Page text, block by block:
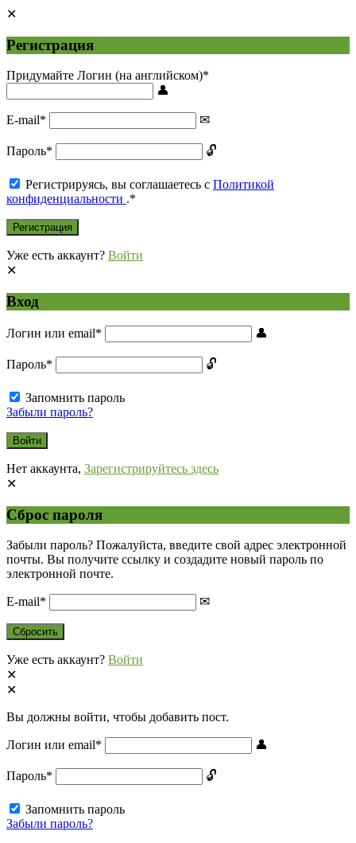
Регистрация
Придумайте Логин (на английском)*
E-mail*
Пароль*
Регистрируясь, вы соглашаетесь с Политикой
конфиденциальности .*
Уже есть аккаунт? Войти
Вход
Логин или email*
Пароль*
Запомнить пароль
Забыли пароль?
Нет аккаунта, Зарегистрируйтесь здесь
Сброс пароля
Забыли пароль? Пожалуйста, введите свой адрес электронной
почты. Вы получите ссылку и создадите новый пароль по
электронной почте.
E-mail*
Уже есть аккаунт? Войти
Вы должны войти, чтобы добавить пост.
Логин или email*
Пароль*
Запомнить пароль
Забыли пароль?